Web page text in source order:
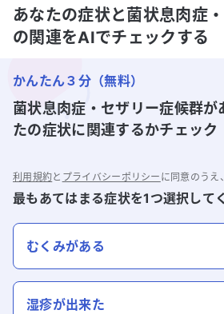
あなたの症状と菌状息肉症
の関連をAIでチェックする
かんたん３分（無料）
菌状息肉症・セザリー症候群が
たの症状に関連するかチェック
利用規約と プライバシーポリシー に同意のうえ、
最もあてはまる症状を1つ選択して
むくみがある
湿疹が出来た